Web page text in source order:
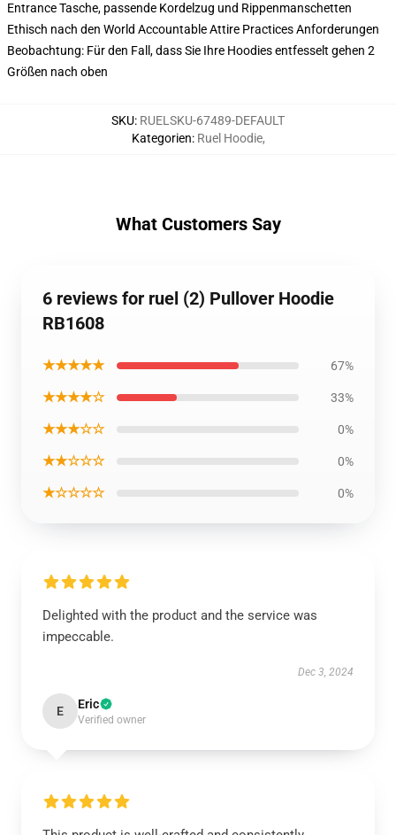
Entrance Tasche, passende Kordelzug und Rippenmanschetten
Ethisch nach den World Accountable Attire Practices Anforderungen
Beobachtung: Für den Fall, dass Sie Ihre Hoodies entfesselt gehen 2
Größen nach oben
SKU: RUELSKU-67489-DEFAULT
Kategorien: Ruel Hoodie,
What Customers Say
6 reviews for ruel (2) Pullover Hoodie
RB1608
★★★★★ 67%
★★★★☆ 33%
★★★☆☆ 0%
★★☆☆☆ 0%
★☆☆☆☆ 0%
Delighted with the product and the service was
impeccable.
Dec 3, 2024
E Eric
Verified owner